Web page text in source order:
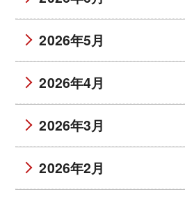
2026年5月
2026年4月
2026年3月
2026年2月